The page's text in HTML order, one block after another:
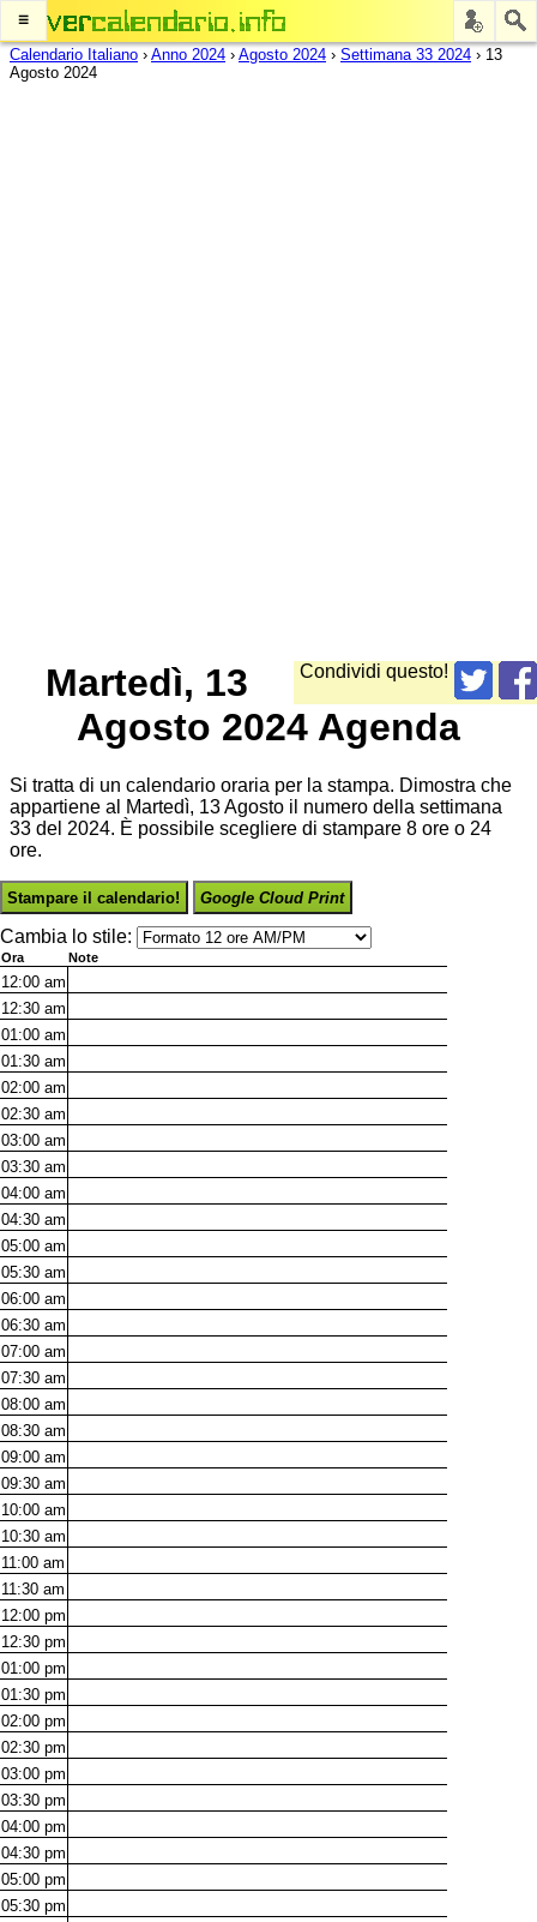
≡
Calendario Italiano › Anno 2024 › Agosto 2024 › Settimana 33 2024 › 13
Agosto 2024
Condividi questo!
Martedì, 13
Agosto 2024 Agenda
Si tratta di un calendario oraria per la stampa. Dimostra che
appartiene al Martedì, 13 Agosto il numero della settimana
33 del 2024. È possibile scegliere di stampare 8 ore o 24
ore.
Stampare il calendario! Google Cloud Print
Cambia lo stile:
Ora Note
12:00 am
12:30 am
01:00 am
01:30 am
02:00 am
02:30 am
03:00 am
03:30 am
04:00 am
04:30 am
05:00 am
05:30 am
06:00 am
06:30 am
07:00 am
07:30 am
08:00 am
08:30 am
09:00 am
09:30 am
10:00 am
10:30 am
11:00 am
11:30 am
12:00 pm
12:30 pm
01:00 pm
01:30 pm
02:00 pm
02:30 pm
03:00 pm
03:30 pm
04:00 pm
04:30 pm
05:00 pm
05:30 pm